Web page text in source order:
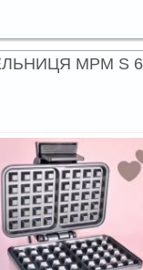
MPM S